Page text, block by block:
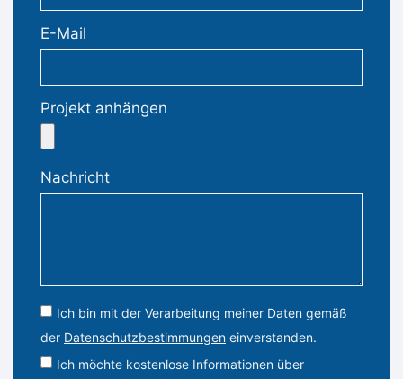
E-Mail
Projekt anhängen
Nachricht
Ich bin mit der Verarbeitung meiner Daten gemäß
der Datenschutzbestimmungen einverstanden.
Ich möchte kostenlose Informationen über